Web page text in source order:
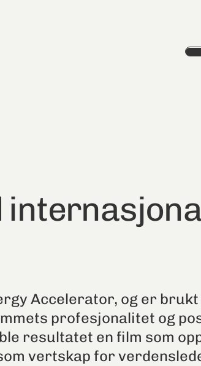
Accelerator, og er
profesjonalitet og
resultatet en film som
vertskap for